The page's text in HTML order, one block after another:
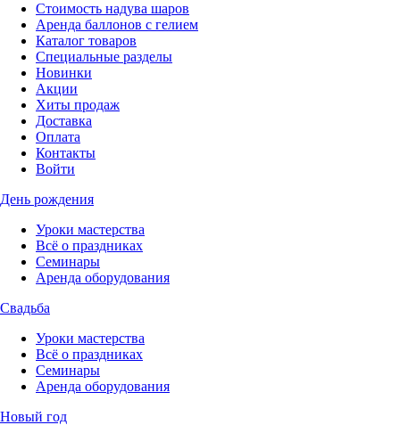
Стоимость надува шаров
Аренда баллонов с гелием
Каталог товаров
Специальные разделы
Новинки
Акции
Хиты продаж
Доставка
Оплата
Контакты
Войти
День рождения
Уроки мастерства
Всё о праздниках
Семинары
Аренда оборудования
Свадьба
Уроки мастерства
Всё о праздниках
Семинары
Аренда оборудования
Новый год